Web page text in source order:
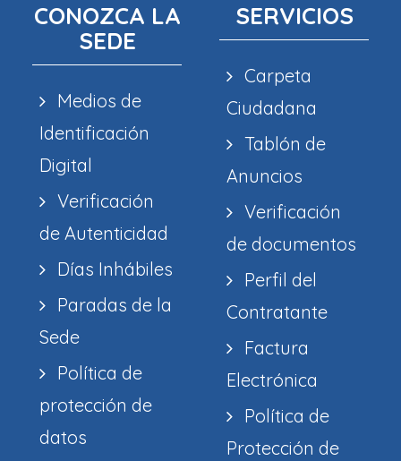
CONOZCA LA
SEDE
Medios de
Identificación
Digital
Verificación
de Autenticidad
Días Inhábiles
Paradas de la
Sede
Política de
protección de
datos
SERVICIOS
Carpeta
Ciudadana
Tablón de
Anuncios
Verificación
de documentos
Perfil del
Contratante
Factura
Electrónica
Política de
Protección de